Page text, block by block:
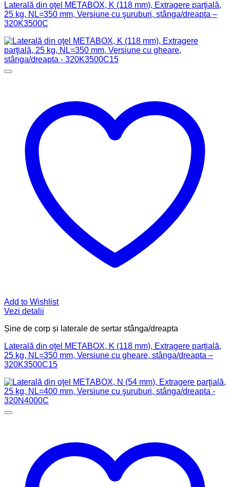
Laterală din oţel METABOX, K (118 mm), Extragere parţială,
25 kg, NL=350 mm, Versiune cu şuruburi, stânga/dreapta –
320K3500C
Add to Wishlist
Vezi detalii
Șine de corp și laterale de sertar stânga/dreapta
Laterală din oţel METABOX, K (118 mm), Extragere parţială,
25 kg, NL=350 mm, Versiune cu gheare, stânga/dreapta –
320K3500C15